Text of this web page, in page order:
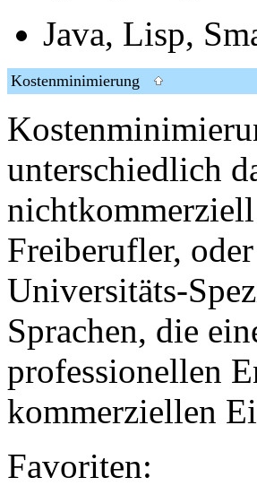
Java, Lisp,
Kostenminimierung
unterschiedlich
Freiberufler,
Universitäts-
Sprachen, die
professionellen
kommerziellen
Favoriten: